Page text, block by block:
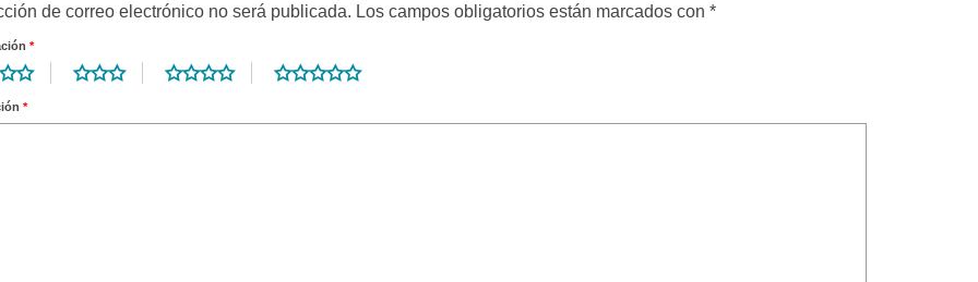
de correo electrónico no será publicada. Los campos obligatorios están marcados con *
*
*